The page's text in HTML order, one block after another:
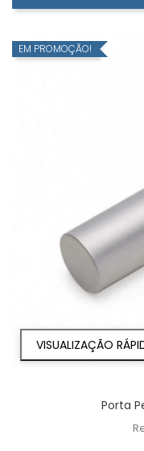
VISUALIZAÇÃO
EM PROMOÇÃO!
Porta